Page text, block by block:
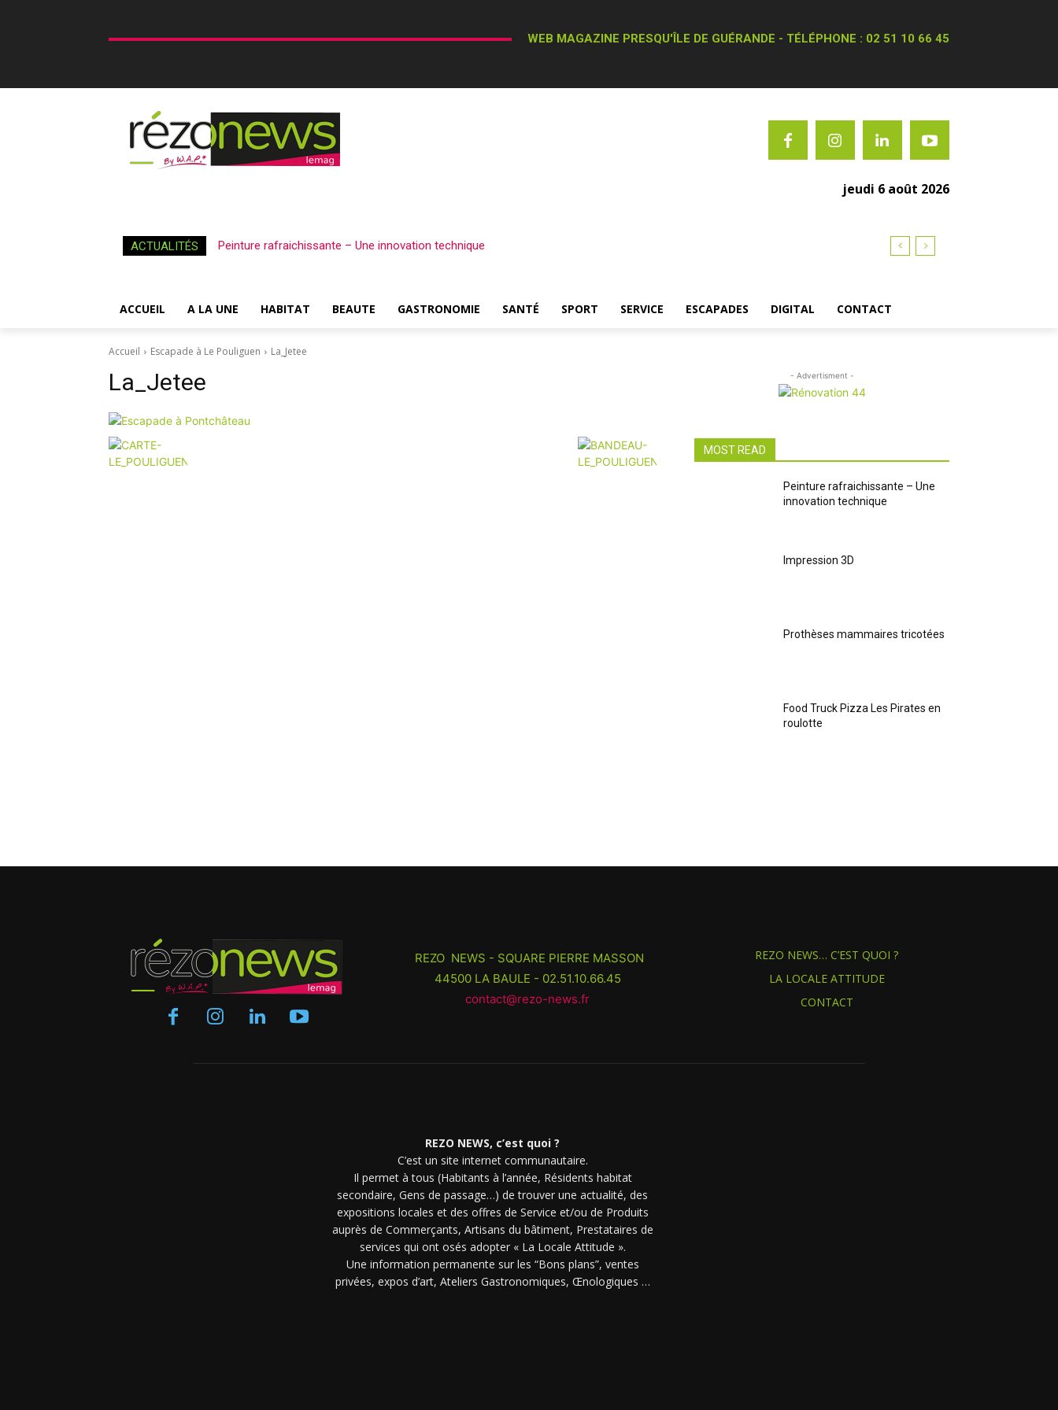
WEB MAGAZINE PRESQU'ÎLE DE GUÉRANDE - TÉLÉPHONE : 02 51 10 66 45
jeudi 6 août 2026
ACTUALITÉS Peinture rafraichissante – Une innovation technique
ACCUEIL A LA UNE HABITAT BEAUTE GASTRONOMIE SANTÉ SPORT SERVICE ESCAPADES DIGITAL CONTACT
Accueil Escapade à Le Pouliguen La_Jetee
La_Jetee - Advertisment -
MOST READ
Peinture rafraichissante – Une
innovation technique
Impression 3D
Prothèses mammaires tricotées
Food Truck Pizza Les Pirates en
roulotte
REZO NEWS - SQUARE PIERRE MASSON
44500 LA BAULE - 02.51.10.66.45
contact@rezo-news.fr
REZO NEWS… C’EST QUOI ?
LA LOCALE ATTITUDE
CONTACT
REZO NEWS, c’est quoi ?
C’est un site internet communautaire.
Il permet à tous (Habitants à l’année, Résidents habitat
secondaire, Gens de passage…) de trouver une actualité, des
expositions locales et des offres de Service et/ou de Produits
auprès de Commerçants, Artisans du bâtiment, Prestataires de
services qui ont osés adopter « La Locale Attitude ».
Une information permanente sur les “Bons plans”, ventes
privées, expos d’art, Ateliers Gastronomiques, Œnologiques …